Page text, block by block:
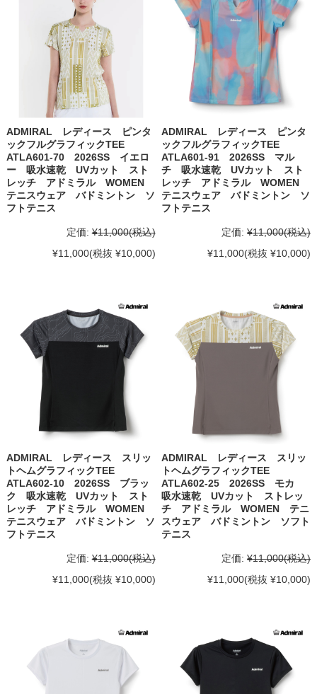
ADMIRAL レディース ピンタ
ックフルグラフィックTEE
ATLA601-70 2026SS イエロ
ー 吸水速乾 UVカット スト
レッチ アドミラル WOMEN
テニスウェア バドミントン ソ
フトテニス
定価: ¥11,000(税込)
¥11,000(税抜 ¥10,000)
ADMIRAL レディース ピンタ
ックフルグラフィックTEE
ATLA601-91 2026SS マル
チ 吸水速乾 UVカット スト
レッチ アドミラル WOMEN
テニスウェア バドミントン ソ
フトテニス
定価: ¥11,000(税込)
¥11,000(税抜 ¥10,000)
ADMIRAL レディース スリッ
トヘムグラフィックTEE
ATLA602-10 2026SS ブラッ
ク 吸水速乾 UVカット スト
レッチ アドミラル WOMEN
テニスウェア バドミントン ソ
フトテニス
定価: ¥11,000(税込)
¥11,000(税抜 ¥10,000)
ADMIRAL レディース スリッ
トヘムグラフィックTEE
ATLA602-25 2026SS モカ
吸水速乾 UVカット ストレッ
チ アドミラル WOMEN テニ
スウェア バドミントン ソフト
テニス
定価: ¥11,000(税込)
¥11,000(税抜 ¥10,000)